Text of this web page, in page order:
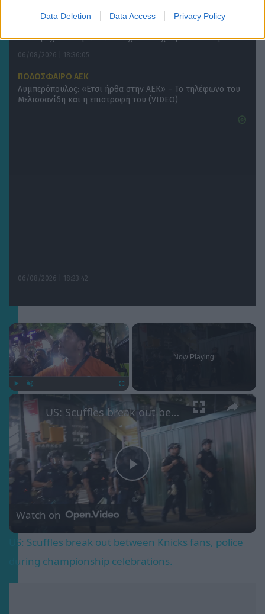
Data Deletion Data Access Privacy Policy
Παλαίμαχοι ΑΕΚ μπάσκετ: «Οχι στο διχασμό του κόσμου»
06/08/2026 | 18:36:05
ΠΟΔΟΣΦΑΙΡΟ ΑΕΚ
Λυμπερόπουλος: «Ετσι ήρθα στην ΑΕΚ» – Το τηλέφωνο του
Μελισσανίδη και η επιστροφή του (VIDEO)
06/08/2026 | 18:23:42
×
Now Playing
×
Play
Video
US: Scuffles break out between Knicks fans, police during championship celebrations.
Watch on
US: Scuffles break out between Knicks fans, police
during championship celebrations.